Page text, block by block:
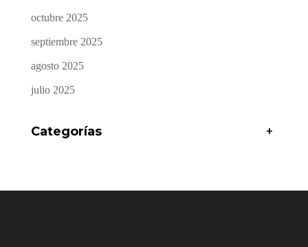
octubre 2025
septiembre 2025
agosto 2025
julio 2025
Categorías +